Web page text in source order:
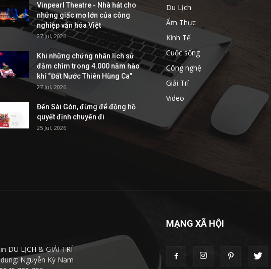
Vinpearl Theatre - Nhà hát cho
những giấc mơ lớn của công
nghiệp văn hóa Việt
27 Jul, 2026
Khi những chứng nhân lịch sử
đắm chìm trong 4.000 năm hào
khí “Đất Nước Thiên Hùng Ca”
27 Jul, 2026
Đến Sài Gòn, đừng để đồng hồ
quyết định chuyến đi
25 Jul, 2026
Du Lịch
Ẩm Thực
Kinh Tế
Cuộc sống
Công nghệ
Giải Trí
Video
DU LỊCH & GIẢI TRÍ
Nguyễn Kỳ Nam
MẠNG XÃ HỘI